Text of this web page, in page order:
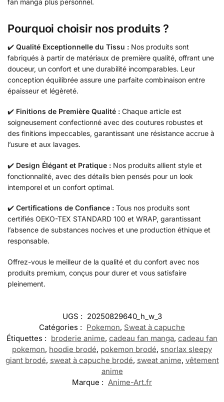
fan manga plus personnel.
Pourquoi choisir nos produits ?
✔️ Qualité Exceptionnelle du Tissu : Nos produits sont
fabriqués à partir de matériaux de première qualité, offrant une
douceur, un confort et une durabilité incomparables. Leur
conception équilibrée assure une parfaite combinaison entre
épaisseur et légèreté.
✔️ Finitions de Première Qualité : Chaque article est
soigneusement confectionné avec des coutures robustes et
des finitions impeccables, garantissant une résistance accrue à
l’usure et aux lavages.
✔️ Design Élégant et Pratique : Nos produits allient style et
fonctionnalité, avec des détails bien pensés pour un look
intemporel et un confort optimal.
✔️ Certifications de Confiance : Tous nos produits sont
certifiés OEKO-TEX STANDARD 100 et WRAP, garantissant
l’absence de substances nocives et une production éthique et
responsable.
Offrez-vous le meilleur de la qualité et du confort avec nos
produits premium, conçus pour durer et vous satisfaire
pleinement.
UGS : 20250829640_h_w_3
Catégories : Pokemon, Sweat à capuche
Étiquettes : broderie anime, cadeau fan manga, cadeau fan
pokemon, hoodie brodé, pokemon brodé, snorlax sleepy
giant brodé, sweat à capuche brodé, sweat anime, vêtement
anime
Marque : Anime-Art.fr